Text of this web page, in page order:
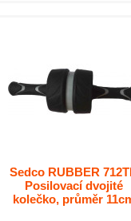
Sedco RUBBER
Posilovací dvojité
kolečko, průměr